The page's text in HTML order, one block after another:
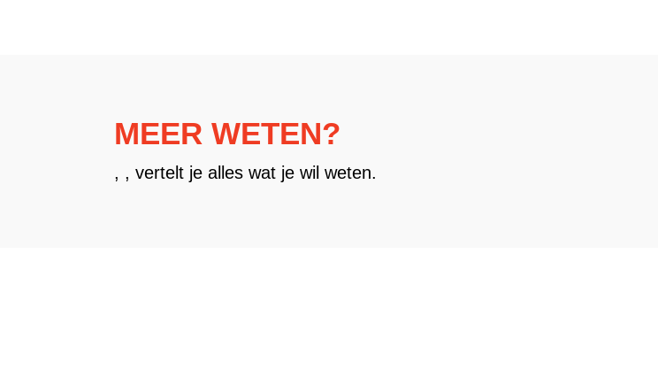
MEER WETEN?
, , vertelt je alles wat je wil weten.